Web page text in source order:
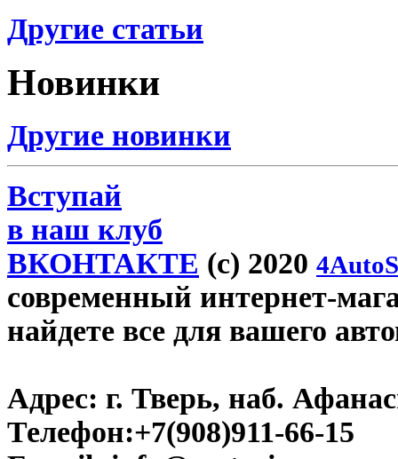
Другие статьи
Новинки
Другие новинки
Вступай
в наш клуб
ВКОНТАКТЕ (c) 2020
современный интернет-
найдете все для вашего
Адрес: г. Тверь, наб.
Телефон:+7(908)911-66-15